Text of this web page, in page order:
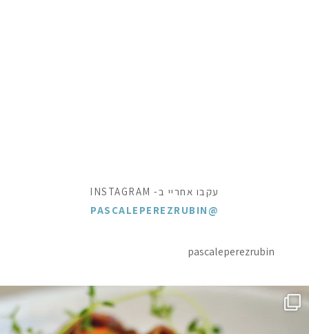
עקבו אחריי ב- INSTAGRAM
@PASCALEPEREZRUBIN
pascaleperezrubin